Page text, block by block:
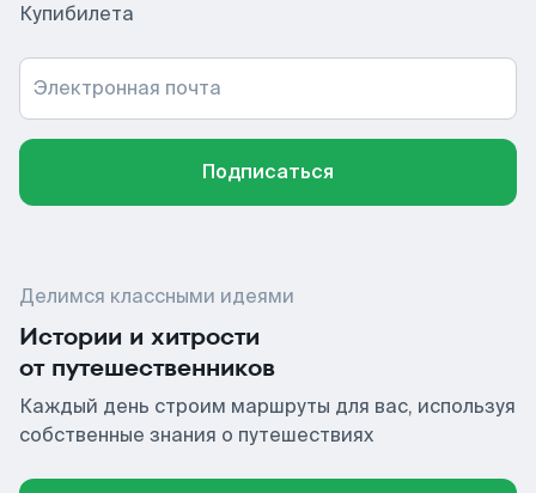
Купибилета
Электронная почта
Подписаться
Делимся классными идеями
Истории и хитрости
от путешественников
Каждый день строим маршруты для вас, используя
собственные знания о путешествиях